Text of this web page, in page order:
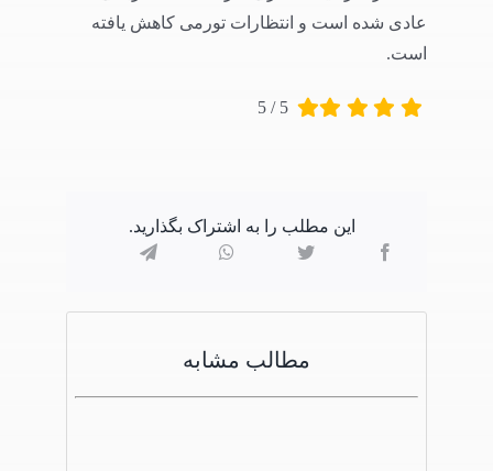
عادی شده است و انتظارات تورمی کاهش یافته
است.
5
/
5
این مطلب را به اشتراک بگذارید.
مطالب مشابه